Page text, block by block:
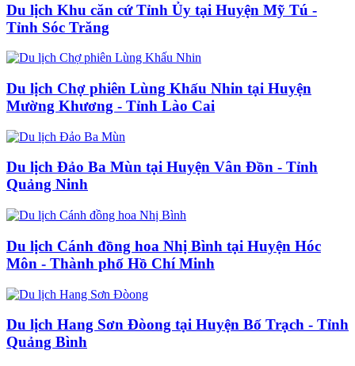
Du lịch Khu căn cứ Tỉnh Ủy tại Huyện Mỹ Tú -
Tỉnh Sóc Trăng
Du lịch Chợ phiên Lùng Khấu Nhin tại Huyện
Mường Khương - Tỉnh Lào Cai
Du lịch Đảo Ba Mùn tại Huyện Vân Đồn - Tỉnh
Quảng Ninh
Du lịch Cánh đồng hoa Nhị Bình tại Huyện Hóc
Môn - Thành phố Hồ Chí Minh
Du lịch Hang Sơn Đòong tại Huyện Bố Trạch - Tỉnh
Quảng Bình